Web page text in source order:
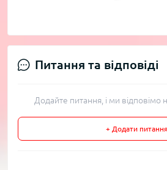
Питання та відповіді
Додайте питання, і ми
+ Додати питання